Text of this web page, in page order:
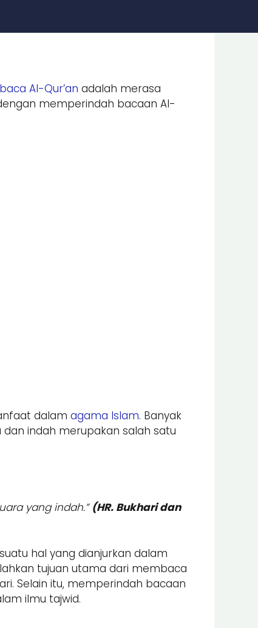
Al-Qur’an adalah merasa
memperindah bacaan Al-
dalam agama Islam. Banyak
indah merupakan salah satu
yang indah.” (HR. Bukhari dan
hal yang dianjurkan dalam
tujuan utama dari membaca
Selain itu, memperindah bacaan
ilmu tajwid.